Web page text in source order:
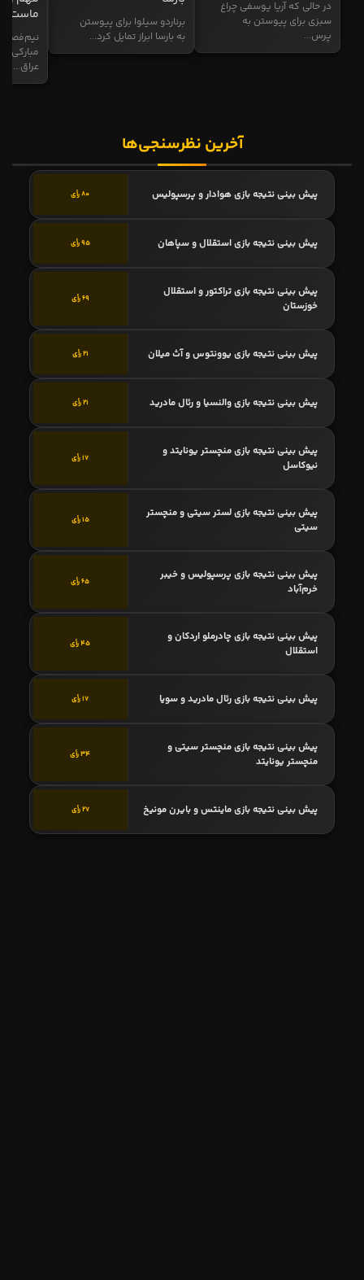
در حالی که آریا یوسفی چراغ
سبزی برای پیوستن به
پرس...
برناردو سیلوا برای پیوستن
به بارسا ابراز تمایل کرد...
ماست
نیم‌فصل
مبارکی
عراق...
آخرین نظرسنجی‌ها
پیش بینی نتیجه بازی هوادار و پرسپولیس 80 رأی
پیش بینی نتیجه بازی استقلال و سپاهان 95 رأی
پیش بینی نتیجه بازی تراکتور و استقلال
خوزستان
69 رأی
پیش بینی نتیجه بازی یوونتوس و آث میلان 21 رأی
پیش بینی نتیجه بازی والنسیا و رئال مادرید 21 رأی
پیش بینی نتیجه بازی منچستر یونایتد و
نیوکاسل
17 رأی
پیش بینی نتیجه بازی لستر سیتی و منچستر
سیتی
15 رأی
پیش بینی نتیجه بازی پرسپولیس و خیبر
خرم‌آباد
65 رأی
پیش بینی نتیجه بازی چادرملو اردکان و
استقلال
45 رأی
پیش بینی نتیجه بازی رئال مادرید و سویا 17 رأی
پیش بینی نتیجه بازی منچستر سیتی و
منچستر یونایتد
34 رأی
پیش بینی نتیجه بازی ماینتس و بایرن مونیخ 27 رأی